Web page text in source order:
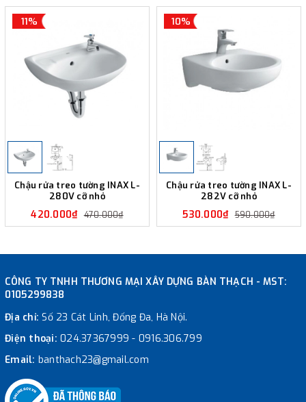
11%
Chậu rửa treo tường INAX L-
280V cỡ nhỏ
420.000₫ 470.000₫
10%
Chậu rửa treo tường INAX L-
282V cỡ nhỏ
530.000₫ 590.000₫
CÔNG TY TNHH THƯƠNG MẠI XÂY DỰNG BÀN THẠCH - MST:
0105299838
Địa chỉ:Số 23 Cát Linh, Đống Đa, Hà Nội.
Điện thoại: 024.37367999 - 0916.306.799
Email: banthach23@gmail.com